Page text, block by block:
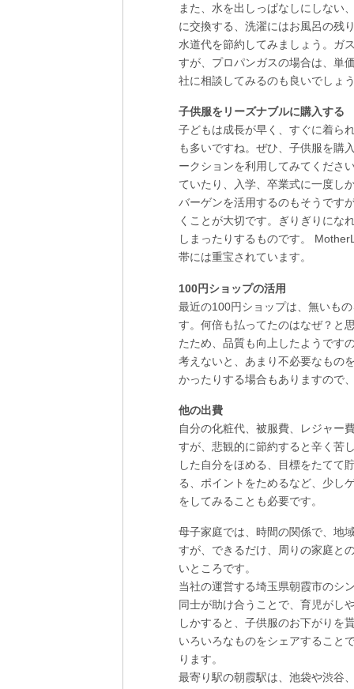
また、水を出しっぱなしにしない
に交換する、洗濯にはお風呂の残
水道代を節約してみましょう。ガ
すが、プロパンガスの場合は、単
社に相談してみるのも良いでしょ
子供服をリーズナブルに購入する
子どもは成長が早く、すぐに着ら
も多いですね。ぜひ、子供服を購
ークションを利用してみてくださ
ていたり、入学、卒業式に一度し
バーゲンを活用するのもそうです
くことが大切です。ぎりぎりにな
しまったりするものです。
帯には重宝されています。
100円ショップの活用
最近の100円ショップは、無いも
す。何倍も払ってたのはなぜ？と
たため、品質も向上したようです
考えないと、あまり不必要なもの
かったりする場合もありますので
他の出費
自分の化粧代、被服費、レジャー
すが、悲観的に節約すると辛く苦
した自分をほめる、目標をたてて
る、ポイントをためるなど、少し
をしてみることも必要です。
母子家庭では、時間の関係で、地
すが、できるだけ、周りの家庭と
いところです。
当社の運営する埼玉県朝霞市のシ
同士が助け合うことで、育児がし
しかすると、子供服のお下がりを
いろいろなものをシェアすること
ります。
最寄り駅の朝霞駅は、池袋や渋谷